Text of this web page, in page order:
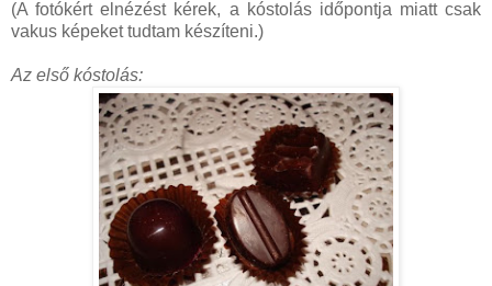
(A fotókért elnézést kérek, a kóstolás időpontja miatt csak
vakus képeket tudtam készíteni.)
Az első kóstolás: